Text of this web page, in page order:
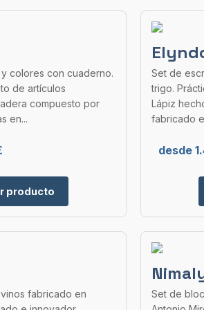
colores con cuaderno.
de artículos
compuesto por
en...
producto
Set de
trigo.
Lápiz
fabricado
desde
fabricado en
Set de